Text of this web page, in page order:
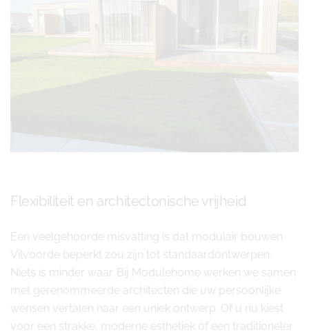
Flexibiliteit en architectonische vrijheid
Een veelgehoorde misvatting is dat modulair bouwen
Vilvoorde beperkt zou zijn tot standaardontwerpen.
Niets is minder waar. Bij Modulehome werken we samen
met gerenommeerde architecten die uw persoonlijke
wensen vertalen naar een uniek ontwerp. Of u nu kiest
voor een strakke, moderne esthetiek of een traditioneler